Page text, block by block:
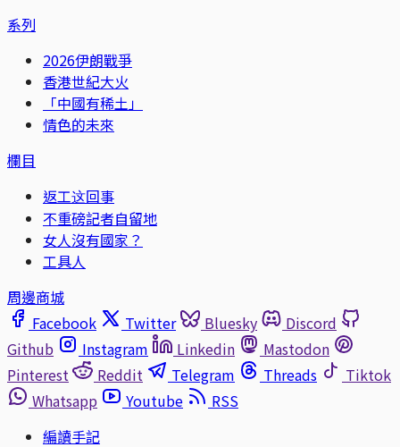
系列
2026伊朗戰爭
香港世紀大火
「中國有稀土」
情色的未來
欄目
返工这回事
不重磅記者自留地
女人沒有國家？
工具人
周邊商城
Facebook
Twitter Bluesky
Discord
Github
Instagram Linkedin
Mastodon
Pinterest
Reddit Telegram Threads
Tiktok
Whatsapp
Youtube
RSS
編讀手記